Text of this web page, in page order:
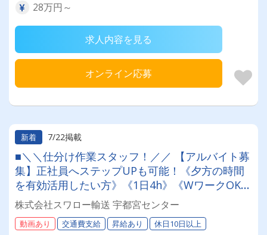
28万円～
求人内容を見る
オンライン応募
新着 7/22掲載
■＼＼仕分け作業スタッフ！／／ 【アルバイト募
集】正社員へステップUPも可能！《夕方の時間
を有効活用したい方》《1日4h》《WワークOK》
カンタン作業！さくっとスキマ時間に稼ごう！
株式会社スワロー輸送 宇都宮センター
動画あり 交通費支給 昇給あり 休日10日以上